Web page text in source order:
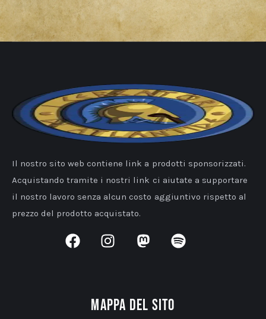
Il nostro sito web contiene link a prodotti sponsorizzati.
Acquistando tramite i nostri link ci aiutate a supportare
il nostro lavoro senza alcun costo aggiuntivo rispetto al
prezzo del prodotto acquistato.
Mappa del sito